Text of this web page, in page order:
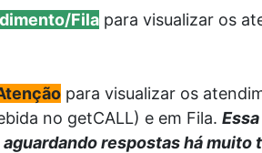
Fila para visualizar os
para visualizar os
no getCALL) e em Fila.
respostas há muito